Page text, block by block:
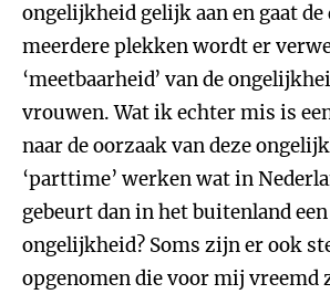
ongelijkheid gelijk aan en gaat de
meerdere plekken wordt er
‘meetbaarheid’ van de
vrouwen. Wat ik echter mis is
naar de oorzaak van deze
‘parttime’ werken wat in
gebeurt dan in het buitenland
ongelijkheid? Soms zijn er ook
opgenomen die voor mij vreemd